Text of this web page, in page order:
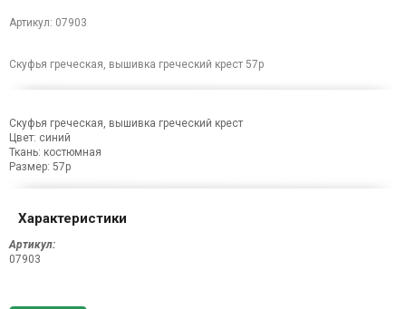
Артикул: 07903
Скуфья греческая, вышивка греческий крест 57р
Скуфья греческая, вышивка греческий крест
Цвет: синий
Ткань: костюмная
Размер: 57р
Характеристики
Артикул:
07903